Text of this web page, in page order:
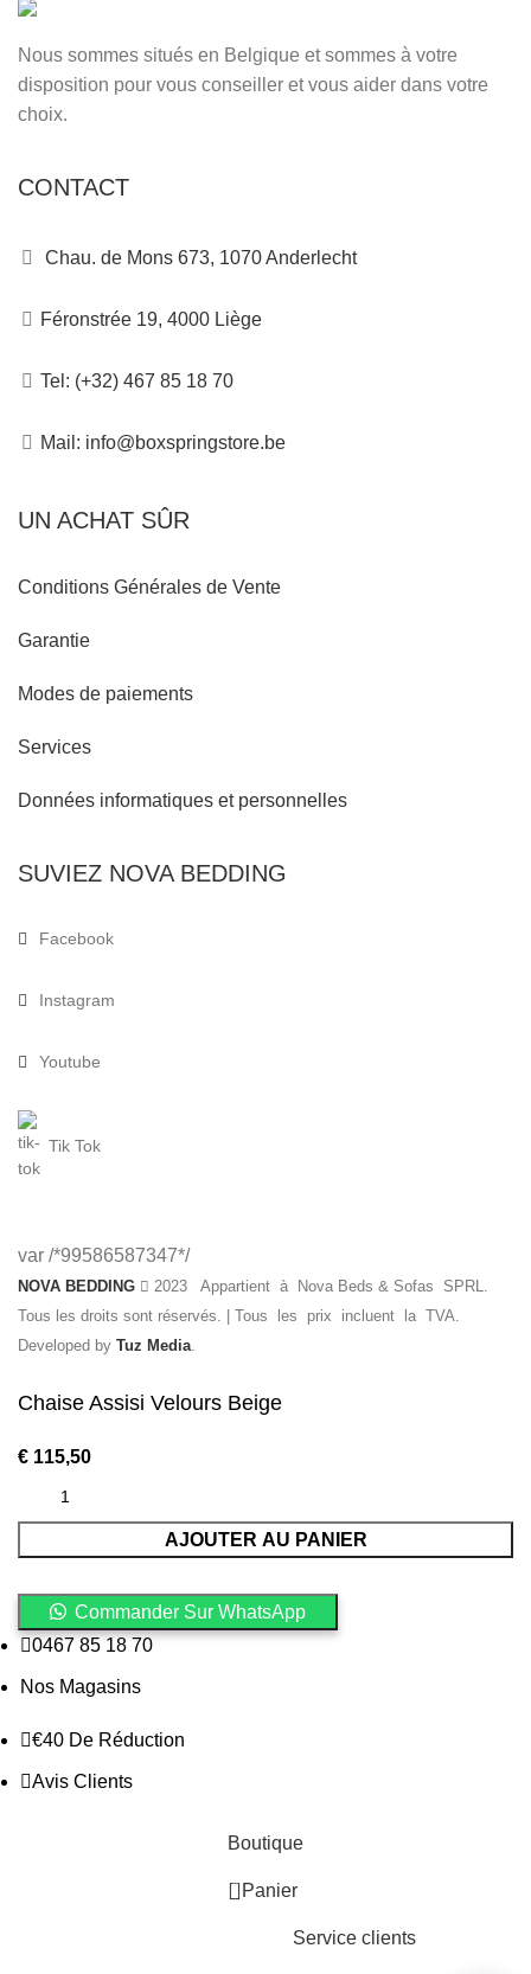
Nous sommes situés en Belgique et sommes à votre
disposition pour vous conseiller et vous aider dans votre
choix.
CONTACT
Chau. de Mons 673, 1070 Anderlecht
Féronstrée 19, 4000 Liège
Tel: (+32) 467 85 18 70
Mail: info@boxspringstore.be
UN ACHAT SÛR
Conditions Générales de Vente
Garantie
Modes de paiements
Services
Données informatiques et personnelles
SUVIEZ NOVA BEDDING
Facebook
Instagram
Youtube
Tik Tok
var /*99586587347*/
NOVA BEDDING
2023 Appartient à Nova Beds & Sofas SPRL.
Tous les droits sont réservés. | Tous les prix incluent la TVA.
Developed by Tuz Media.
Chaise Assisi Velours Beige
AJOUTER AU PANIER
Commander Sur WhatsApp
0467 85 18 70
Nos Magasins
€40 De Réduction
Avis Clients
Boutique
0 Panier
Service clients